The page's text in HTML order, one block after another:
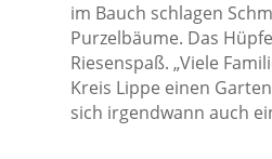
im Bauch schlagen
Purzelbäume. Das
Riesenspaß. „Viele
Kreis Lippe einen
sich irgendwann auch